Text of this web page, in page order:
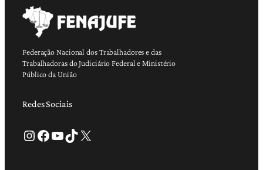
Federação Nacional dos Trabalhadores e das
Trabalhadoras do Judiciário Federal e Ministério
Público da União
Redes Sociais
Instagram Facebook Youtube TikTok X